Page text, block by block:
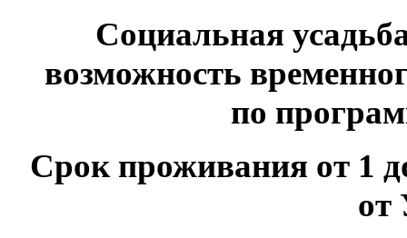
Социальная
возможность
по
Срок проживания от 1
от